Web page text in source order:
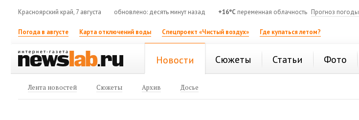
Красноярский край, 7 августа обновлено: десять минут назад +16°C переменная облачность Прогноз погоды
Погода в августе Карта отключений воды Спецпроект «Чистый воздух» Где купаться летом?
Новости Сюжеты Статьи Фото
Лента новостей Сюжеты Архив Досье